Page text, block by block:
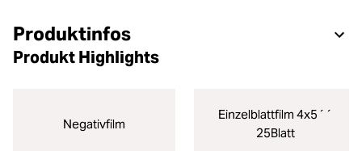
Produktinfos
Produkt Highlights
Negativfilm
Einzelblattfilm 4x5´´
25Blatt